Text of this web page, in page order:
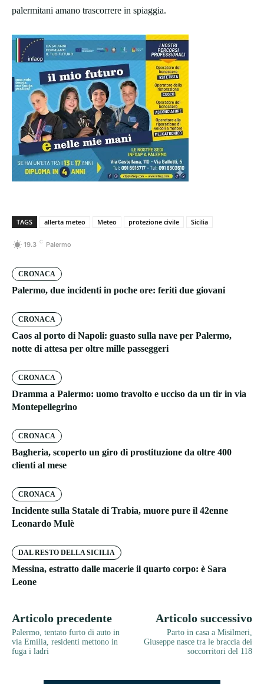
palermitani amano trascorrere in spiaggia.
TAGS allerta meteo Meteo protezione civile Sicilia
19.3 C Palermo
CRONACA
Palermo, due incidenti in poche ore: feriti due giovani
CRONACA
Caos al porto di Napoli: guasto sulla nave per Palermo,
notte di attesa per oltre mille passeggeri
CRONACA
Dramma a Palermo: uomo travolto e ucciso da un tir in via
Montepellegrino
CRONACA
Bagheria, scoperto un giro di prostituzione da oltre 400
clienti al mese
CRONACA
Incidente sulla Statale di Trabia, muore pure il 42enne
Leonardo Mulè
DAL RESTO DELLA SICILIA
Messina, estratto dalle macerie il quarto corpo: è Sara
Leone
Articolo precedente
Palermo, tentato furto di auto in
via Emilia, residenti mettono in
fuga i ladri
Articolo successivo
Parto in casa a Misilmeri,
Giuseppe nasce tra le braccia dei
soccorritori del 118